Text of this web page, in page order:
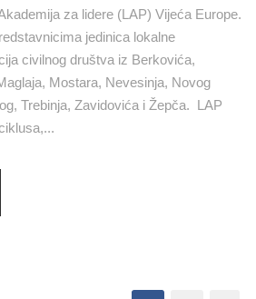
za lidere (LAP) Vijeća Europe.
jedinica lokalne
civilnog društva iz Berkovića,
Mostara, Nevesinja, Novog
Trebinja, Zavidovića i Žepča. LAP